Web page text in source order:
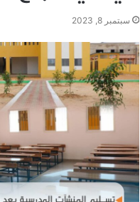
سبتمبر 8, 2023